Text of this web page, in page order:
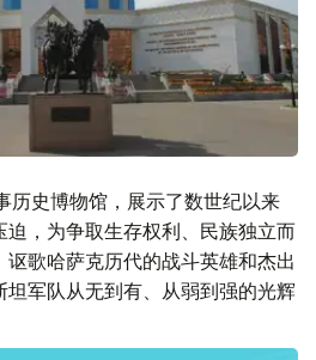
历史博物馆，展示了数世纪以来
迫，为争取生存权利、民族独立而
歌哈萨克历代的战斗英雄和杰出
军队从无到有、从弱到强的光辉